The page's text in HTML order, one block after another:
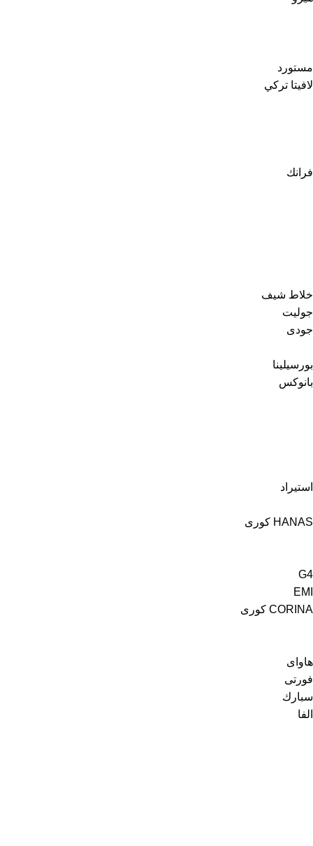
مستورد
لافيتا تركي
فرانك
خلاط شيف
جوليت
جودى
بورسيلينا
بانوكس
استيراد
HANAS كورى
G4
EMI
CORINA كورى
هاواى
فورتى
سبارك
الفا